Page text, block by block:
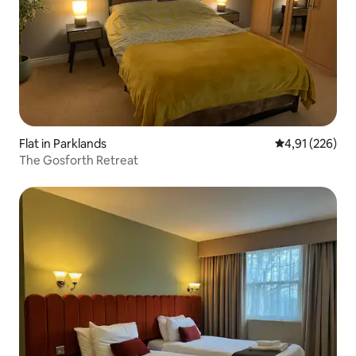
Flat in Parklands Gemiddelde
4,91 (226)
The Gosforth Retreat